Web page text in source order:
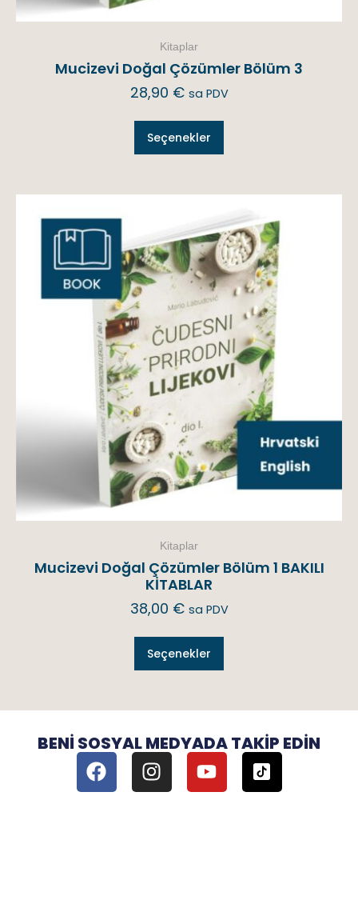
Kitaplar
Mucizevi Doğal Çözümler Bölüm 3
28,90 € sa PDV
Seçenekler
Kitaplar
Mucizevi Doğal Çözümler Bölüm 1 BAKILI
KİTABLAR
38,00 € sa PDV
Seçenekler
BENI SOSYAL MEDYADA TAKIP EDIN